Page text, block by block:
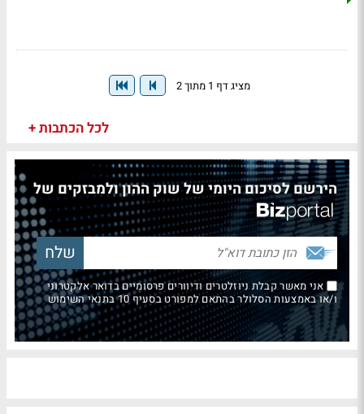
מציג דף 1 מתוך 2
לכל הכתבות +
הירשם לסיכום היומי של שוק ההון ולמבזקים של
אני מאשר קבלת ניוזלטרים ודיוורים פרסומיים בדואר אלקטרוני
ו/או באמצעות הסלולר בהתאם למפורט בסעיף 10 בתנאי השימוש